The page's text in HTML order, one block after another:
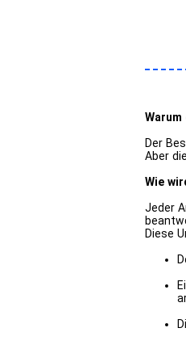
Der
Aber
Wie
Jeder
Diese